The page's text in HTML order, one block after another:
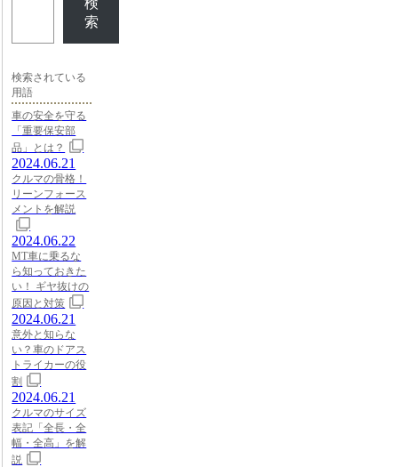
検
索
検索されている
用語
車の安全を守る
「重要保安部
品」とは？
2024.06.21
クルマの骨格！
リーンフォース
メントを解説
2024.06.22
MT車に乗るな
ら知っておきた
い！ ギヤ抜けの
原因と対策
2024.06.21
意外と知らな
い？車のドアス
トライカーの役
割
2024.06.21
クルマのサイズ
表記「全長・全
幅・全高」を解
説